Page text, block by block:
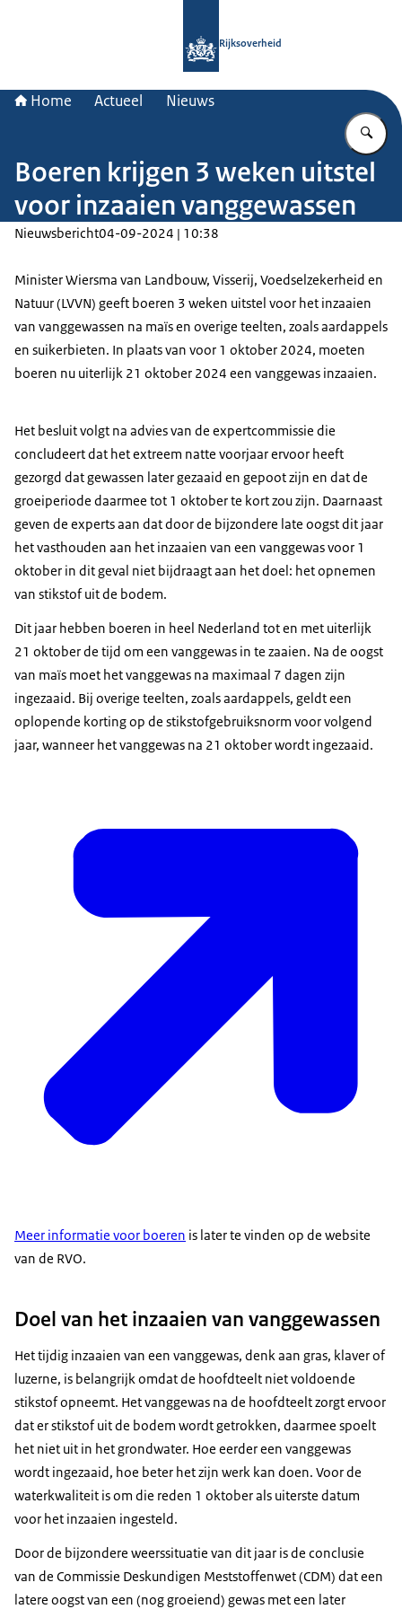
Rijksoverheid
Home Actueel Nieuws
Boeren krijgen 3 weken uitstel
voor inzaaien vanggewassen
Nieuwsbericht04-09-2024 | 10:38
Minister Wiersma van Landbouw, Visserij, Voedselzekerheid en
Natuur (LVVN) geeft boeren 3 weken uitstel voor het inzaaien
van vanggewassen na maïs en overige teelten, zoals aardappels
en suikerbieten. In plaats van voor 1 oktober 2024, moeten
boeren nu uiterlijk 21 oktober 2024 een vanggewas inzaaien.
Het besluit volgt na advies van de expertcommissie die
concludeert dat het extreem natte voorjaar ervoor heeft
gezorgd dat gewassen later gezaaid en gepoot zijn en dat de
groeiperiode daarmee tot 1 oktober te kort zou zijn. Daarnaast
geven de experts aan dat door de bijzondere late oogst dit jaar
het vasthouden aan het inzaaien van een vanggewas voor 1
oktober in dit geval niet bijdraagt aan het doel: het opnemen
van stikstof uit de bodem.
Dit jaar hebben boeren in heel Nederland tot en met uiterlijk
21 oktober de tijd om een vanggewas in te zaaien. Na de oogst
van maïs moet het vanggewas na maximaal 7 dagen zijn
ingezaaid. Bij overige teelten, zoals aardappels, geldt een
oplopende korting op de stikstofgebruiksnorm voor volgend
jaar, wanneer het vanggewas na 21 oktober wordt ingezaaid.
Meer informatie voor boeren is later te vinden op de website
van de RVO.
Doel van het inzaaien van vanggewassen
Het tijdig inzaaien van een vanggewas, denk aan gras, klaver of
luzerne, is belangrijk omdat de hoofdteelt niet voldoende
stikstof opneemt. Het vanggewas na de hoofdteelt zorgt ervoor
dat er stikstof uit de bodem wordt getrokken, daarmee spoelt
het niet uit in het grondwater. Hoe eerder een vanggewas
wordt ingezaaid, hoe beter het zijn werk kan doen. Voor de
waterkwaliteit is om die reden 1 oktober als uiterste datum
voor het inzaaien ingesteld.
Door de bijzondere weerssituatie van dit jaar is de conclusie
van de Commissie Deskundigen Meststoffenwet (CDM) dat een
latere oogst van een (nog groeiend) gewas met een later